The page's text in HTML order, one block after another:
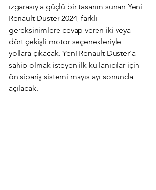
ızgarasıyla güçlü bir tasarım sunan Yeni
Renault Duster 2024, farklı
gereksinimlere cevap veren iki veya
dört çekişli motor seçenekleriyle
yollara çıkacak. Yeni Renault Duster’a
sahip olmak isteyen ilk kullanıcılar için
ön sipariş sistemi mayıs ayı sonunda
açılacak.